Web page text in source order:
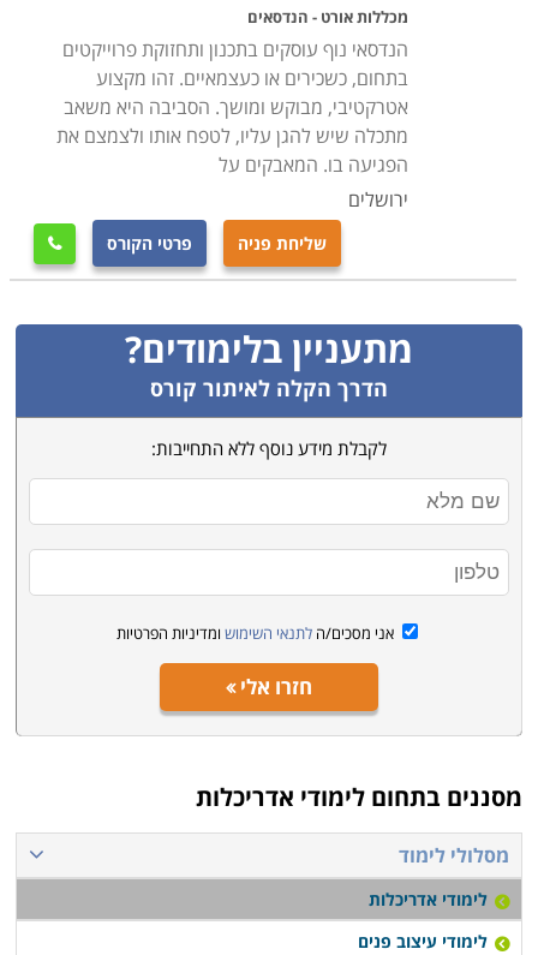
מרחבים עירוניים, וזאת תוך התחשבות ביחס שמתקיים בין
המבנים לקרקע, לנוף והסביבה העירונית לבין האוכלוסיה
המתגוררת במקום.
הלימודים מתקיימים במכללות ובאוניברסיטאות שונות בארץ,
בהתאם למסלולים הרבים והמבוקשים שבהם. כך ניתן
למצוא לימודי אדריכלות בירושלים, קורסים בתל אביב,
בחיפה, בדרום, במרכז ועוד.
מכללות אורט - הנדסאים
הנדסאי נוף עוסקים בתכנון ותחזוקת פרוייקטים
בתחום, כשכירים או כעצמאיים. זהו מקצוע
אטרקטיבי, מבוקש ומושך. הסביבה היא משאב
מתכלה שיש להגן עליו, לטפח אותו ולצמצם את
הפגיעה בו. המאבקים על
ירושלים
שליחת פניה פרטי הקורס 
מתעניין בלימודים?
הדרך הקלה לאיתור קורס
לקבלת מידע נוסף ללא התחייבות:
אני מסכים/ה לתנאי השימוש ומדיניות הפרטיות
חזרו אלי
מסננים בתחום לימודי אדריכלות
מסלולי לימוד
לימודי אדריכלות
לימודי עיצוב פנים